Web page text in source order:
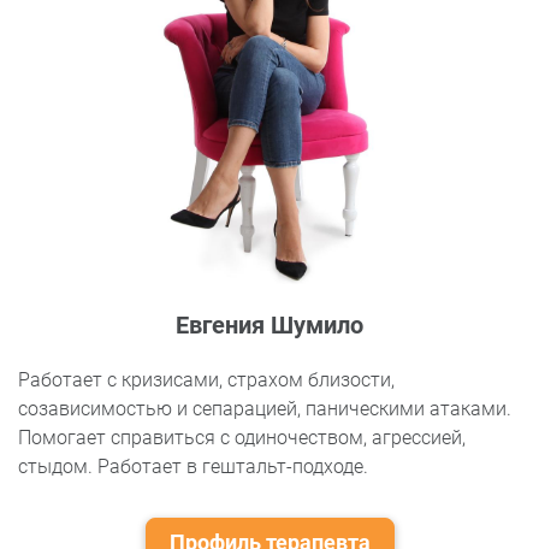
Евгения Шумило
Работает с кризисами, страхом близости,
созависимостью и сепарацией, паническими атаками.
Помогает справиться с одиночеством, агрессией,
стыдом. Работает в гештальт-подходе.
Профиль терапевта